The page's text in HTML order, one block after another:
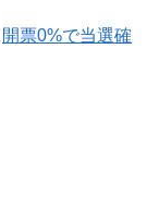
開票0%で当選確